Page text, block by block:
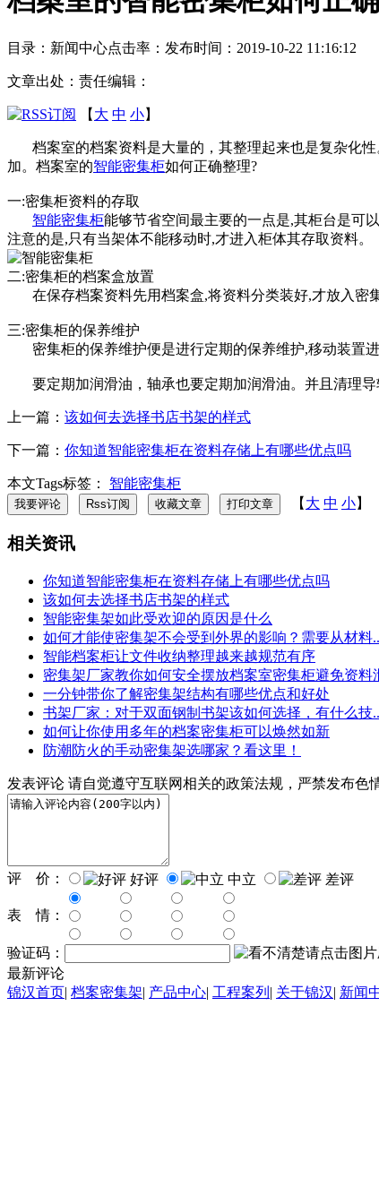
目录：新闻中心点击率： 发布时间：2019-10-22 11:16:12
文章出处： 责任编辑：
【 大 中 小】
档案室的档案资料是大量的，其整理起来也是复杂化性
加。档案室的智能密集柜如何正确整理?
一:密集柜资料的存取
智能密集柜能够节省空间最主要的一点是,其柜台是可
注意的是,只有当架体不能移动时,才进入柜体其存取资料。
二:密集柜的档案盒放置
在保存档案资料先用档案盒,将资料分类装好,才放入密
三:密集柜的保养维护
密集柜的保养维护便是进行定期的保养维护,移动装置
要定期加润滑油，轴承也要定期加润滑油。并且清理导
上一篇： 该如何去选择书店书架的样式
下一篇： 你知道智能密集柜在资料存储上有哪些优点吗
本文Tags标签：
智能密集柜
【 大 中 小】
相关资讯
你知道智能密集柜在资料存储上有哪些优点吗
该如何去选择书店书架的样式
智能密集架如此受欢迎的原因是什么
如何才能使密集架不会受到外界的影响？需要从材料
智能档案柜让文件收纳整理越来越规范有序
密集架厂家教你如何安全摆放档案室密集柜避免资料
一分钟带你了解密集架结构有哪些优点和好处
书架厂家：对于双面钢制书架该如何选择，有什么技
如何让你使用多年的档案密集柜可以焕然如新
防潮防火的手动密集架选哪家？看这里！
发表评论 请自觉遵守互联网相关的政策法规，严禁发布色
评 价： 好评 中立 差评
表 情：
验证码：
最新评论
锦汉首页| 档案密集架| 产品中心| 工程案列 | 关于锦汉| 新闻